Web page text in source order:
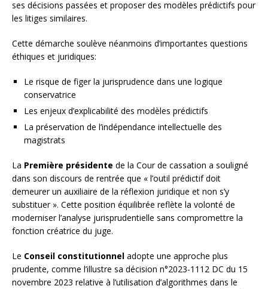
ses décisions passées et proposer des modèles prédictifs pour
les litiges similaires.
Cette démarche soulève néanmoins d’importantes questions
éthiques et juridiques:
Le risque de figer la jurisprudence dans une logique
conservatrice
Les enjeux d’explicabilité des modèles prédictifs
La préservation de l’indépendance intellectuelle des
magistrats
La Première présidente de la Cour de cassation a souligné
dans son discours de rentrée que « l’outil prédictif doit
demeurer un auxiliaire de la réflexion juridique et non s’y
substituer ». Cette position équilibrée reflète la volonté de
moderniser l’analyse jurisprudentielle sans compromettre la
fonction créatrice du juge.
Le Conseil constitutionnel adopte une approche plus
prudente, comme l’illustre sa décision n°2023-1112 DC du 15
novembre 2023 relative à l’utilisation d’algorithmes dans le